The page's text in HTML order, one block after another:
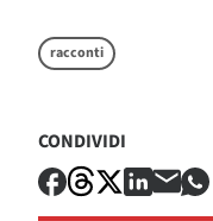
racconti
CONDIVIDI